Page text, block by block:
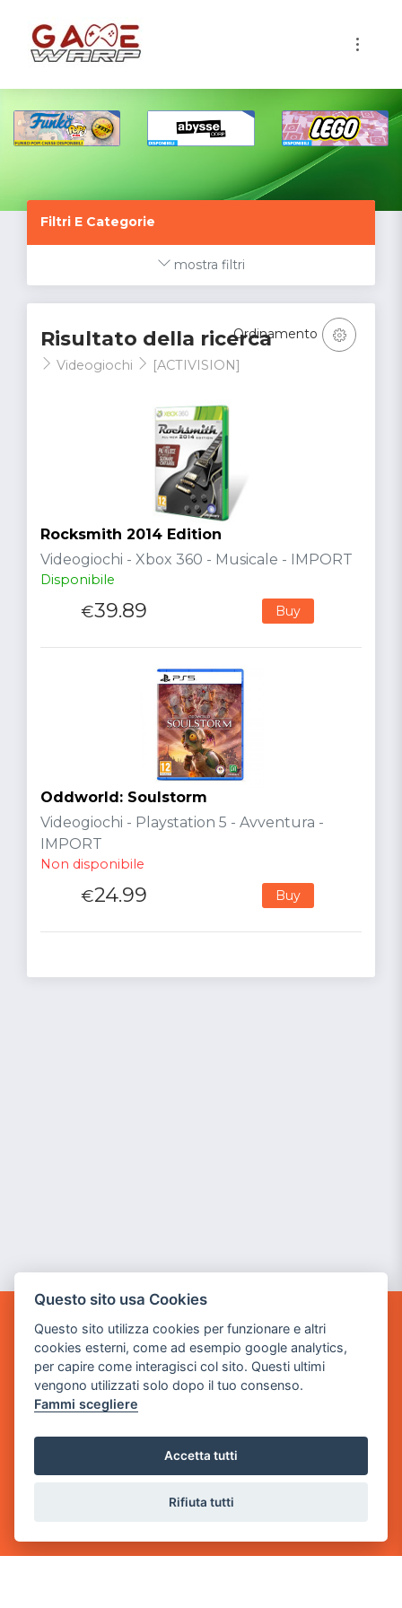
Filtri E Categorie
mostra filtri
Risultato della ricerca
Videogiochi [ACTIVISION]
Ordinamento
Rocksmith 2014 Edition
Videogiochi - Xbox 360 - Musicale - IMPORT
Disponibile
€39.89 Buy
Oddworld: Soulstorm
Videogiochi - Playstation 5 - Avventura -
IMPORT
Non disponibile
€24.99 Buy
GAME WARP
BY POWER GAME SRL
Sede Legale
via Villaggio dei Platani, 3
via Industriale, 2 - 25082 Botticino, BS
Questo sito usa Cookies
Questo sito utilizza cookies per funzionare e altri
cookies esterni, come ad esempio google analytics,
per capire come interagisci col sito. Questi ultimi
vengono utilizzati solo dopo il tuo consenso.
Fammi scegliere
Accetta tutti
Rifiuta tutti